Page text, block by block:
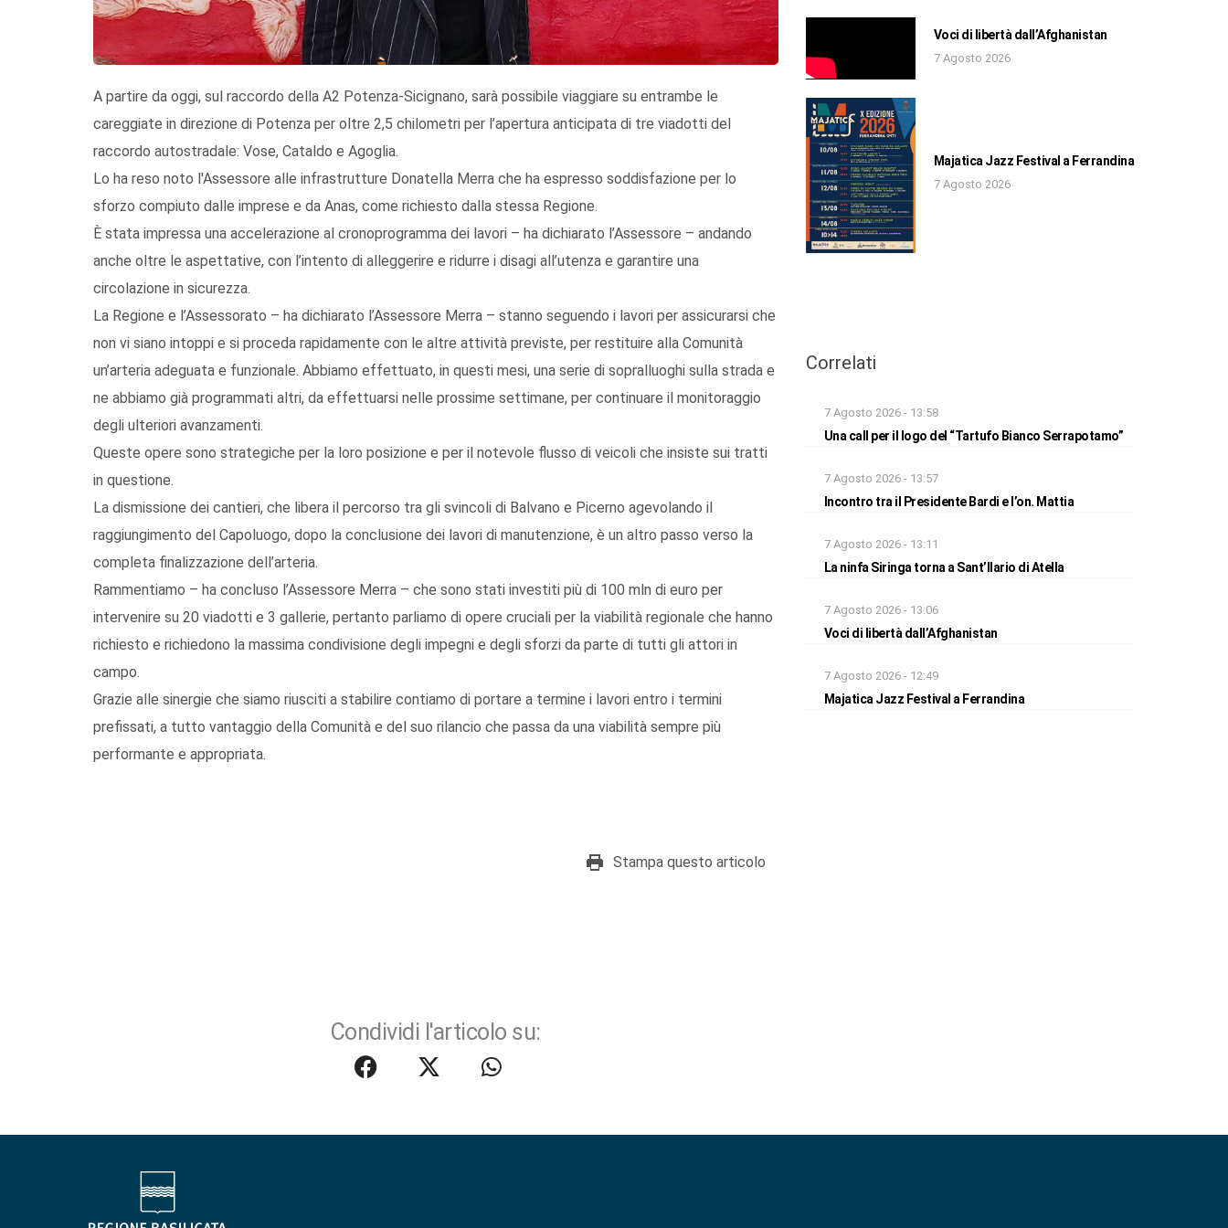
A partire da oggi, sul raccordo della A2 Potenza-Sicignano, sarà possibile viaggiare su entrambe le
careggiate in direzione di Potenza per oltre 2,5 chilometri per l’apertura anticipata di tre viadotti del
raccordo autostradale: Vose, Cataldo e Agoglia.
Lo ha reso noto l'Assessore alle infrastrutture Donatella Merra che ha espresso soddisfazione per lo
sforzo compiuto dalle imprese e da Anas, come richiesto dalla stessa Regione.
È stata impressa una accelerazione al cronoprogramma dei lavori – ha dichiarato l’Assessore – andando
anche oltre le aspettative, con l’intento di alleggerire e ridurre i disagi all’utenza e garantire una
circolazione in sicurezza.
La Regione e l’Assessorato – ha dichiarato l’Assessore Merra – stanno seguendo i lavori per assicurarsi che
non vi siano intoppi e si proceda rapidamente con le altre attività previste, per restituire alla Comunità
un’arteria adeguata e funzionale. Abbiamo effettuato, in questi mesi, una serie di sopralluoghi sulla strada e
ne abbiamo già programmati altri, da effettuarsi nelle prossime settimane, per continuare il monitoraggio
degli ulteriori avanzamenti.
Queste opere sono strategiche per la loro posizione e per il notevole flusso di veicoli che insiste sui tratti
in questione.
La dismissione dei cantieri, che libera il percorso tra gli svincoli di Balvano e Picerno agevolando il
raggiungimento del Capoluogo, dopo la conclusione dei lavori di manutenzione, è un altro passo verso la
completa finalizzazione dell’arteria.
Rammentiamo – ha concluso l’Assessore Merra – che sono stati investiti più di 100 mln di euro per
intervenire su 20 viadotti e 3 gallerie, pertanto parliamo di opere cruciali per la viabilità regionale che hanno
richiesto e richiedono la massima condivisione degli impegni e degli sforzi da parte di tutti gli attori in
campo.
Grazie alle sinergie che siamo riusciti a stabilire contiamo di portare a termine i lavori entro i termini
prefissati, a tutto vantaggio della Comunità e del suo rilancio che passa da una viabilità sempre più
performante e appropriata.
Stampa questo articolo
Condividi l'articolo su:
Voci di libertà dall’Afghanistan
7 Agosto 2026
Majatica Jazz Festival a Ferrandina
7 Agosto 2026
Correlati
7 Agosto 2026 - 13:58
Una call per il logo del “Tartufo Bianco Serrapotamo”
7 Agosto 2026 - 13:57
Incontro tra il Presidente Bardi e l’on. Mattia
7 Agosto 2026 - 13:11
La ninfa Siringa torna a Sant’Ilario di Atella
7 Agosto 2026 - 13:06
Voci di libertà dall’Afghanistan
7 Agosto 2026 - 12:49
Majatica Jazz Festival a Ferrandina